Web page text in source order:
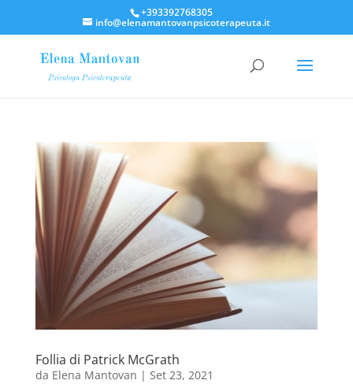
+393392768305
info@elenamantovanpsicoterapeuta.it
Follia di Patrick McGrath
da Elena Mantovan | Set 23, 2021